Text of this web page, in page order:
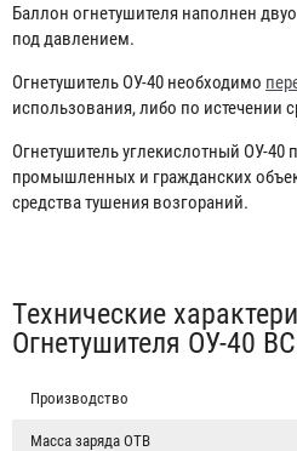
Баллон огнетушителя наполнен
под давлением.
Огнетушитель ОУ-40 необходимо
использования, либо по истечении
Огнетушитель углекислотный ОУ-40
промышленных и гражданских
средства тушения возгораний.
Табы
Технические
Огнетушителя ОУ-40
Производство
Масса заряда ОТВ